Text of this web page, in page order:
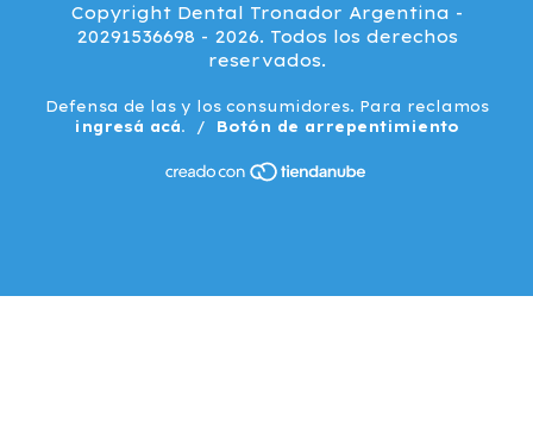
Copyright Dental Tronador Argentina -
20291536698 - 2026. Todos los derechos
reservados.
Defensa de las y los consumidores. Para reclamos
ingresá acá.
/ Botón de arrepentimiento